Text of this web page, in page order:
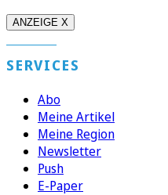
ANZEIGE X
SERVICES
Abo
Meine Artikel
Meine Region
Newsletter
Push
E-Paper